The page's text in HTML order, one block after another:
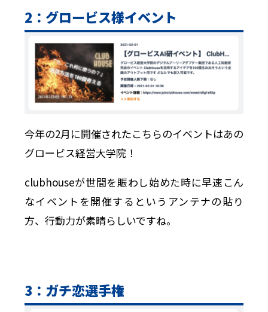
2：グロービス様イベント
今年の2月に開催されたこちらのイベントはあの
グロービス経営大学院！
clubhouseが世間を賑わし始めた時に早速こん
なイベントを開催するというアンテナの貼り
方、行動力が素晴らしいですね。
3：ガチ恋選手権